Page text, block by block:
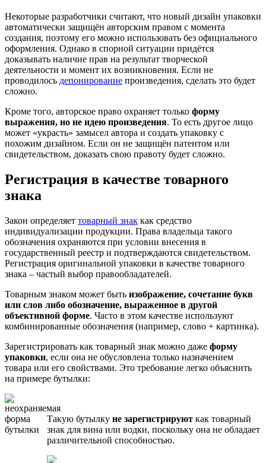
Некоторые разработчики считают, что новый дизайн упаковки
автоматически защищён авторским правом с момента
создания, поэтому его можно использовать без официального
оформления. Однако в спорной ситуации придётся
доказывать наличие прав на результат творческой
деятельности и момент их возникновения. Если не
проводилось депонирование произведения, сделать это будет
сложно.
Кроме того, авторское право охраняет только форму
выражения, но не идею произведения. То есть другое лицо
может «украсть» замысел автора и создать упаковку с
похожим дизайном. Если он не защищён патентом или
свидетельством, доказать свою правоту будет сложно.
Регистрация в качестве товарного
знака
Закон определяет товарный знак как средство
индивидуализации продукции. Права владельца такого
обозначения охраняются при условии внесения в
государственный реестр и подтверждаются свидетельством.
Регистрация оригинальной упаковки в качестве товарного
знака – частый выбор правообладателей.
Товарным знаком может быть изображение, сочетание букв
или слов либо обозначение, выраженное в другой
объективной форме. Часто в этом качестве используют
комбинированные обозначения (например, слово + картинка).
Зарегистрировать как товарный знак можно даже форму
упаковки, если она не обусловлена только назначением
товара или его свойствами. Это требование легко объяснить
на примере бутылки:
Такую бутылку не зарегистрируют как товарный
знак для вина или водки, поскольку она не обладает
различительной способностью.